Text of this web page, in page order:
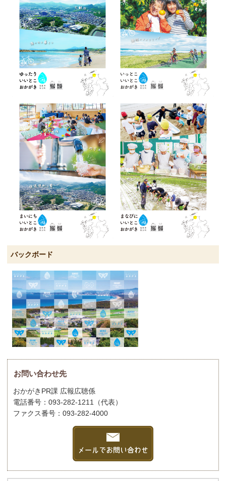
バックボード
お問い合わせ先
おかがきPR課 広報広聴係
電話番号：093-282-1211（代表）
ファクス番号：093-282-4000